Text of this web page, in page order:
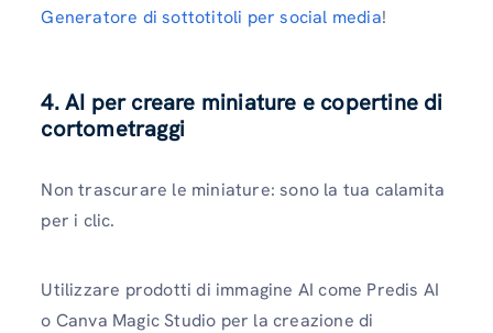
Generatore di sottotitoli per social media!
4. AI per creare miniature e copertine di
cortometraggi
Non trascurare le miniature: sono la tua calamita
per i clic.
Utilizzare prodotti di immagine AI come Predis AI
o Canva Magic Studio per la creazione di